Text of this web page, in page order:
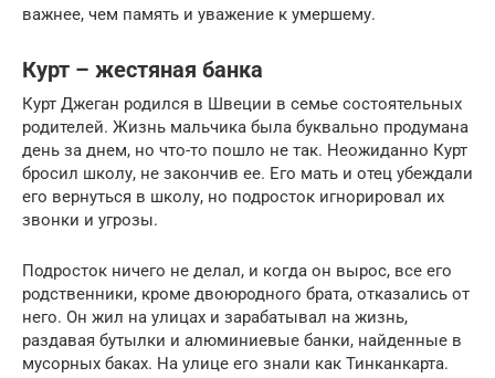
важнее, чем память и уважение к умершему.
Курт – жестяная банка
Курт Джеган родился в Швеции в семье состоятельных
родителей. Жизнь мальчика была буквально продумана
день за днем, но что-то пошло не так. Неожиданно Курт
бросил школу, не закончив ее. Его мать и отец убеждали
его вернуться в школу, но подросток игнорировал их
звонки и угрозы.
Подросток ничего не делал, и когда он вырос, все его
родственники, кроме двоюродного брата, отказались от
него. Он жил на улицах и зарабатывал на жизнь,
раздавая бутылки и алюминиевые банки, найденные в
мусорных баках. На улице его знали как Тинканкарта.